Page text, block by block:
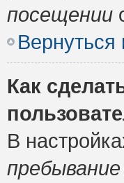
посещении
Вернуться
Как
В